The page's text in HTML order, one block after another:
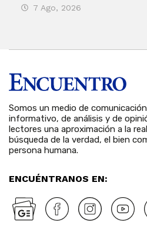
7 Ago, 2026
Somos un medio de
informativo, de análisis y de
lectores una aproximación a la
búsqueda de la verdad, el bien
persona humana.
ENCUÉNTRANOS EN: